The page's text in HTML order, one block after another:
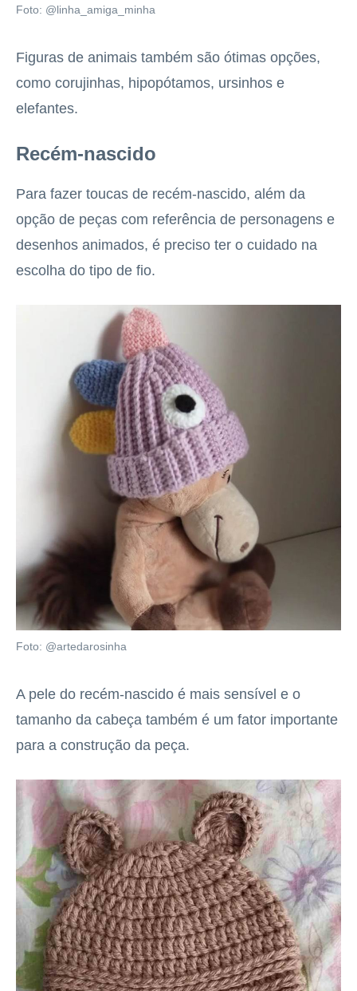
Foto: @linha_amiga_minha
Figuras de animais também são ótimas opções,
como corujinhas, hipopótamos, ursinhos e
elefantes.
Recém-nascido
Para fazer toucas de recém-nascido, além da
opção de peças com referência de personagens e
desenhos animados, é preciso ter o cuidado na
escolha do tipo de fio.
Foto: @artedarosinha
A pele do recém-nascido é mais sensível e o
tamanho da cabeça também é um fator importante
para a construção da peça.